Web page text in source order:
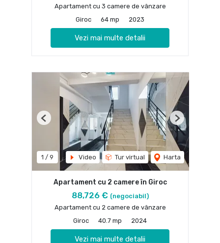
Apartament cu 3 camere de vânzare
Giroc
64 mp 2023
Vezi mai multe detalii
1 / 9 Video Tur virtual Harta
Previous Next
Apartament cu 2 camere în Giroc
88,726 € (negociabil)
Apartament cu 2 camere de vânzare
Giroc
40.7 mp 2024
Vezi mai multe detalii